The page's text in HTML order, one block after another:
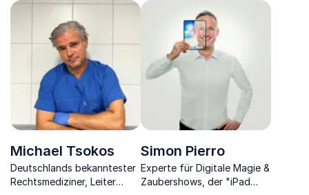
charmanten Art unzählige
nationale und internationale
Veranstaltungen.
Zeiten:
Organisationspychologin,
Führungskräfte-Coach,
Autorin
Michael Tsokos
Deutschlands bekanntester
Rechtsmediziner, Leiter
Simon Pierro
Experte für Digitale Magie &
Zaubershows, der "iPad